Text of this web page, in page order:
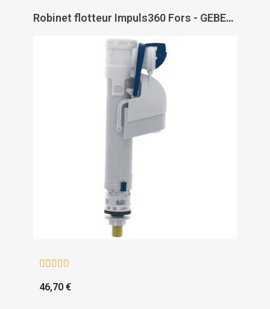
Robinet flotteur Impuls360 Fors - GEBERIT
    
46,70 €